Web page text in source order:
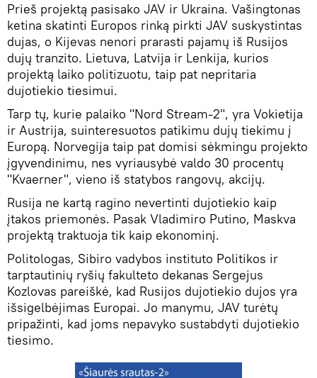
Prieš projektą pasisako JAV ir Ukraina. Vašingtonas
ketina skatinti Europos rinką pirkti JAV suskystintas
dujas, o Kijevas nenori prarasti pajamų iš Rusijos
dujų tranzito. Lietuva, Latvija ir Lenkija, kurios
projektą laiko politizuotu, taip pat nepritaria
dujotiekio tiesimui.
Tarp tų, kurie palaiko "Nord Stream-2", yra Vokietija
ir Austrija, suinteresuotos patikimu dujų tiekimu į
Europą. Norvegija taip pat domisi sėkmingu projekto
įgyvendinimu, nes vyriausybė valdo 30 procentų
"Kvaerner", vieno iš statybos rangovų, akcijų.
Rusija ne kartą ragino nevertinti dujotiekio kaip
įtakos priemonės. Pasak Vladimiro Putino, Maskva
projektą traktuoja tik kaip ekonominį.
Politologas, Sibiro vadybos instituto Politikos ir
tarptautinių ryšių fakulteto dekanas Sergejus
Kozlovas pareiškė, kad Rusijos dujotiekio dujos yra
išsigelbėjimas Europai. Jo manymu, JAV turėtų
pripažinti, kad joms nepavyko sustabdyti dujotiekio
tiesimo.